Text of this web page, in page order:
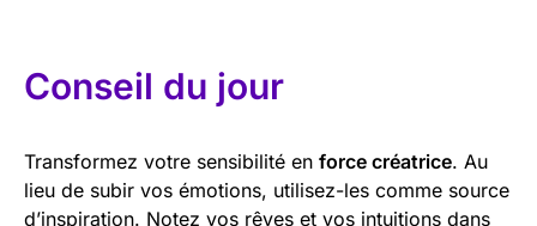
Conseil du jour
Transformez votre sensibilité en force créatrice. Au
lieu de subir vos émotions, utilisez-les comme source
d’inspiration. Notez vos rêves et vos intuitions dans